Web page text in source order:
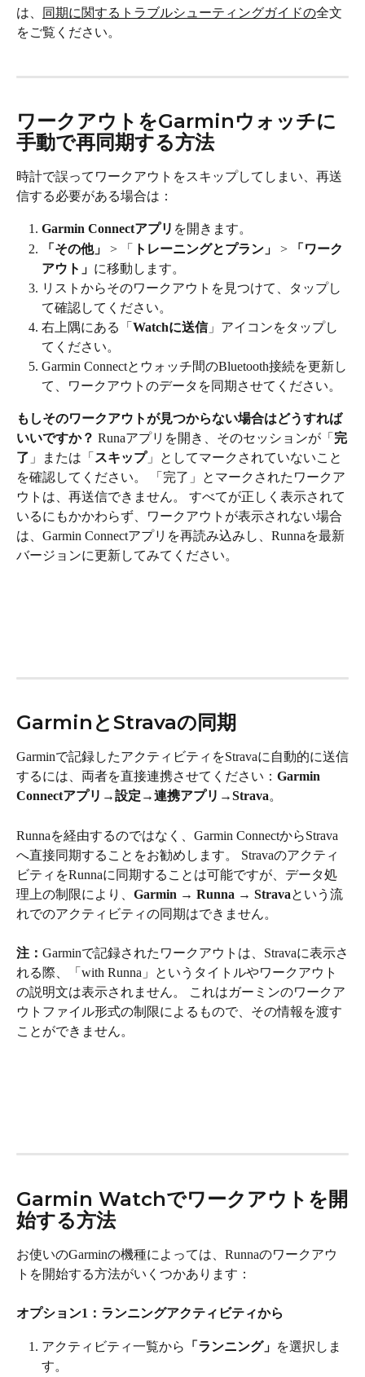
は、
同期に関するトラブルシューティングガイドの全文
をご覧ください。
ワークアウトをGarminウォッチに
手動で再同期する方法
時計で誤ってワークアウトをスキップしてしまい、再送
信する必要がある場合は：
Garmin Connectアプリ を開きます。
「その他」
> 「 トレーニングとプラン」 >
「ワーク
アウト」 に移動します。
リストからそのワークアウトを見つけて、タップし
て確認してください。
右上隅にある「 Watchに送信」アイコンをタップし
てください。
Garmin Connectとウォッチ間のBluetooth接続を更新し
て、ワークアウトのデータを同期させてください。
もしそのワークアウトが見つからない場合はどうすれば
いいですか？ Runaアプリを開き、そのセッションが「 完
了 」または「 スキップ」としてマークされていないこと
を確認してください。 「完了」とマークされたワークア
ウトは、再送信できません。 すべてが正しく表示されて
いるにもかかわらず、ワークアウトが表示されない場合
は、Garmin Connectアプリを再読み込みし、Runnaを最新
バージョンに更新してみてください。
GarminとStravaの同期
Garminで記録したアクティビティをStravaに自動的に送信
するには、両者を直接連携させてください： Garmin
Connectアプリ →設定 →連携アプリ →Strava。
Runnaを経由するのではなく、Garmin ConnectからStrava
へ直接同期することをお勧めします。 Stravaのアクティ
ビティをRunnaに同期することは可能ですが、データ処
理上の制限により、 Garmin → Runna → Stravaという流
れでのアクティビティの同期はできません。
注： Garminで記録されたワークアウトは、Stravaに表示さ
れる際、「with Runna」というタイトルやワークアウト
の説明文は表示されません。 これはガーミンのワークア
ウトファイル形式の制限によるもので、その情報を渡す
ことができません。
Garmin Watchでワークアウトを開
始する方法
お使いのGarminの機種によっては、Runnaのワークアウ
トを開始する方法がいくつかあります：
オプション1：ランニングアクティビティから
アクティビティ一覧から 「ランニング」 を選択しま
す。